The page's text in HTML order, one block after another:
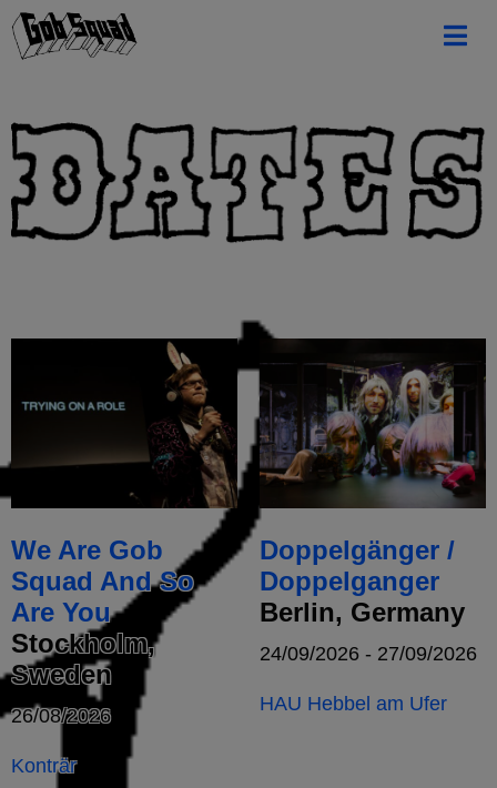
We Are Gob
Squad And So
Are You
Stockholm,
Sweden
26/08/2026
Konträr
Doppelgänger /
Doppelganger
Berlin, Germany
24/09/2026 - 27/09/2026
HAU Hebbel am Ufer